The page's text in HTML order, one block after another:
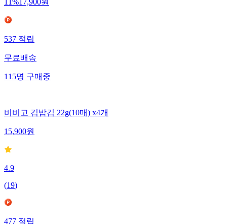
11%17,900원
537적립
무료배송
115명구매중
비비고 김밥김 22g(10매) x4개
15,900원
4.9
(19)